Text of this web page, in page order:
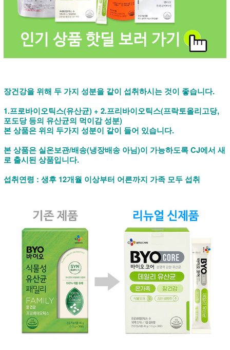
장건강을 위해 두 가지 성분을 같이 섭취하시는 것이 좋습니다.
1.프로바이오틱스(유산균) + 2.프리바이오틱스(프락토올리고당,
포도당 등의 유산균의 먹이감 성분)
본 상품은 위의 두가지 성분이 같이 들어 있습니다.
본 상품은 실온보관/배송(냉장배송 아님)이 가능하도록 CJ에서 새
로 출시된 상품입니다.
섭취연령 : 생후 12개월 이상부터 어른까지 가족 모두 섭취